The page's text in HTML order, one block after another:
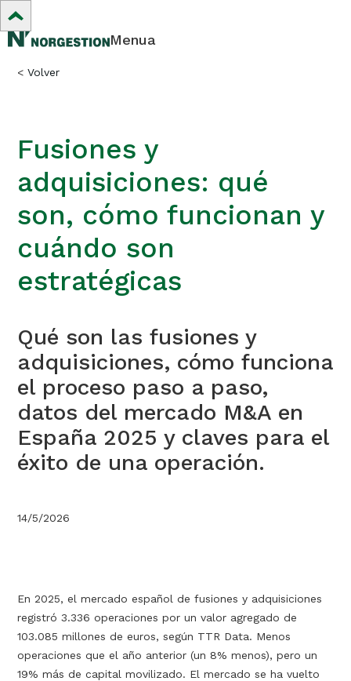
Menua
< Volver
Fusiones y
adquisiciones: qué
son, cómo funcionan y
cuándo son
estratégicas
Qué son las fusiones y
adquisiciones, cómo funciona
el proceso paso a paso,
datos del mercado M&A en
España 2025 y claves para el
éxito de una operación.
14/5/2026
En 2025, el mercado español de fusiones y adquisiciones
registró 3.336 operaciones por un valor agregado de
103.085 millones de euros, según TTR Data. Menos
operaciones que el año anterior (un 8% menos), pero un
19% más de capital movilizado. El mercado se ha vuelto